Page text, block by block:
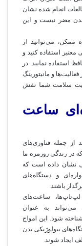
انجام شده نشان
مضر نیست و این
می‌توانید از
استفاده کنید و
استفاده نمایید. در
و مانیتورینگ
سلامت شما نقش
ساعت
جمله فناوری‌های
در زندگی روزمره ما
نشان داده است که
و دستگاه‌های
باشند.
لپ‌تاپ‌ها، ساعت‌های
می‌تواند به عنوان
شود. این امواج
بیولوژیکی بدن
ایجاد شوند.